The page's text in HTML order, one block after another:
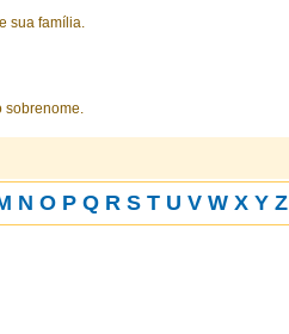
sua família.
sobrenome.
N O P Q R S T U V W X Y Z